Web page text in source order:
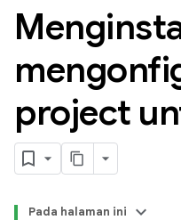
project
Pada halaman ini